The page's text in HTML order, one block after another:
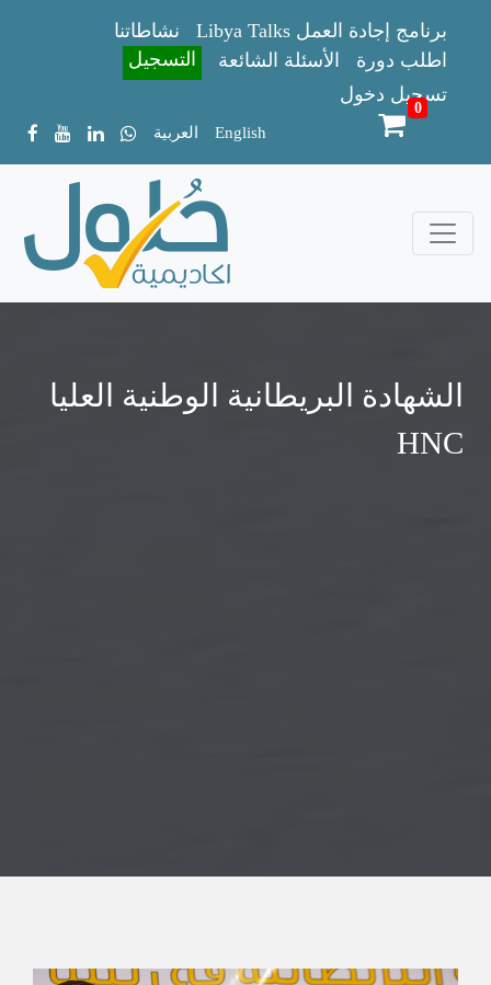
Libya Talks برنامج إجادة العمل
نشاطاتنا
اطلب دورة
الأسئلة الشائعة
التسجيل
تسجيل دخول
العربية English
0
الشهادة البريطانية الوطنية العليا
HNC